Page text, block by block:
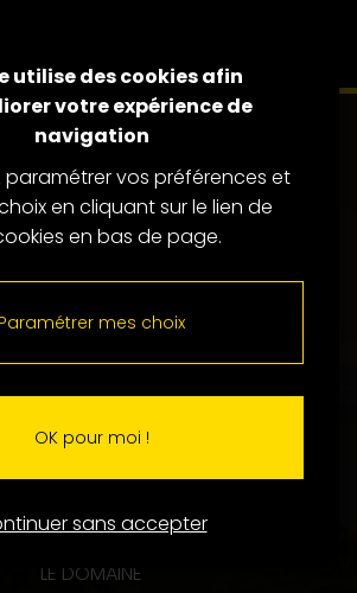
Menu
ACCUEIL
LE DOMAINE
utilise des cookies afin
votre expérience de
navigation
vos préférences et
en cliquant sur le lien de
en bas de page.
Paramétrer mes choix
OK pour moi !
sans accepter